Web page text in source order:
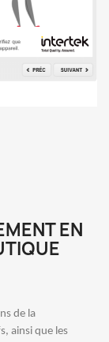
EN
de la
ainsi que les